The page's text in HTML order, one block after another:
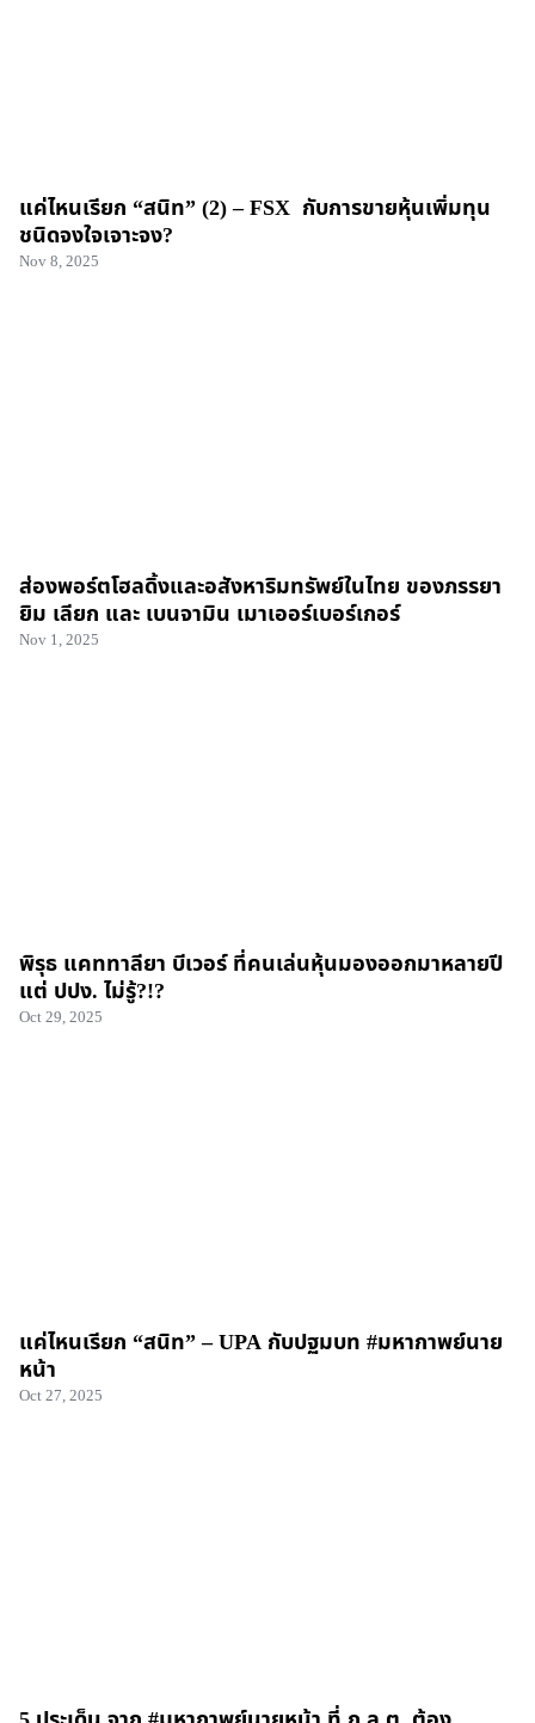
แค่ไหนเรียก “สนิท” (2) – FSX กับการขายหุ้นเพิ่มทุน
ชนิดจงใจเจาะจง?
Nov 8, 2025
ส่องพอร์ตโฮลดิ้งและอสังหาริมทรัพย์ในไทย ของภรรยา
ยิม เลียก และ เบนจามิน เมาเออร์เบอร์เกอร์
Nov 1, 2025
พิรุธ แคททาลียา บีเวอร์ ที่คนเล่นหุ้นมองออกมาหลายปี
แต่ ปปง. ไม่รู้?!?
Oct 29, 2025
แค่ไหนเรียก “สนิท” – UPA กับปฐมบท #มหากาพย์นาย
หน้า
Oct 27, 2025